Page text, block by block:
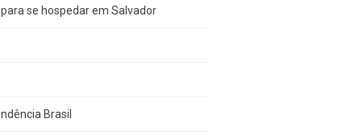
para se hospedar em Salvador
Brasil